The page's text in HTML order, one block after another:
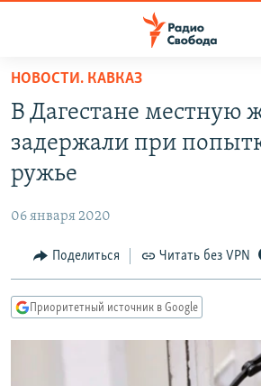
упрощенного
доступа
основному
Вернутся
Вернутся
ПОДКАСТЫ
АВТОРСКИЕ ПРОЕКТЫ
МНЕНИЯ
КУЛЬТУРА
КАВКАЗ.РЕАЛИИ
НОВОСТИ. КАВКАЗ
В Дагестане местную
задержали при
ружье
06 января 2020
Поделиться Читать без VPN
Приоритетный источник в Google